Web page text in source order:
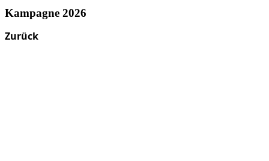
Kampagne 2026
Zurück